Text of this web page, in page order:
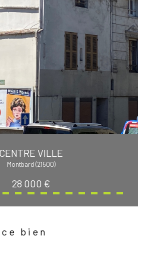
CENTRE VILLE
Montbard (21500)
28 000 €
bien